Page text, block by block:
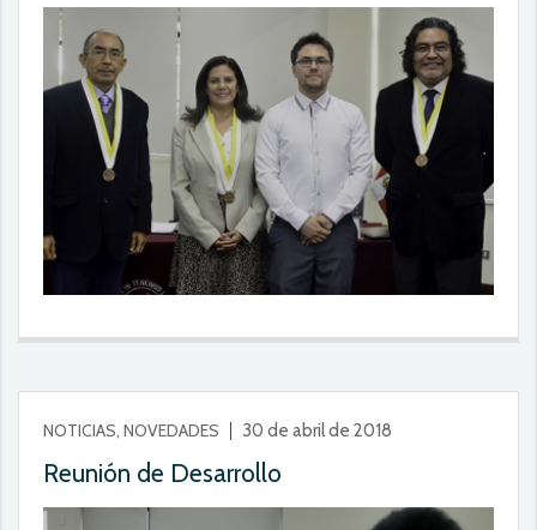
NOTICIAS, NOVEDADES 30 de abril de 2018
Reunión de Desarrollo